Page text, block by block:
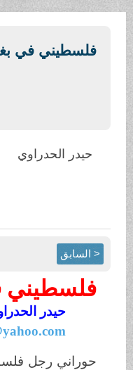
ث
فلسطيني في
حيدر الحدراوي
< السابق
فلسطيني
حيدر الحدراوي
حوراني رجل